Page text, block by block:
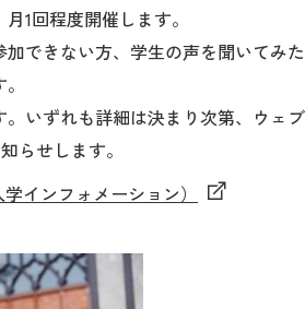
1回程度開催します。
できない方、学生の声を聞いてみた
いずれも詳細は決まり次第、ウェブ
らせします。
インフォメーション）